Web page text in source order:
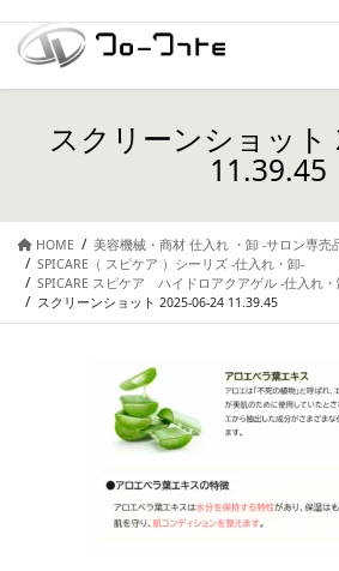
スクリーンショット
11.39.45
HOME
美容機械・商材 仕入れ ・卸 -サロン専売
SPICARE（ スピケア ）シーリズ -仕入れ・卸-
SPICARE スピケア ハイドロアクアゲル -仕入れ・
スクリーンショット 2025-06-24 11.39.45